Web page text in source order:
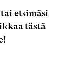
etsimäsi
tästä